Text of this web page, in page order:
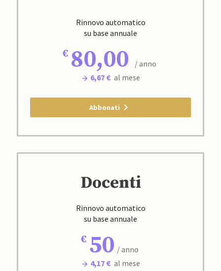
Rinnovo automatico
su base annuale
80,00
/ anno
6,67 € al mese
Abbonati
Docenti
Rinnovo automatico
su base annuale
50 / anno
4,17 € al mese